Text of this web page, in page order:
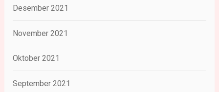
Desember 2021
November 2021
Oktober 2021
September 2021